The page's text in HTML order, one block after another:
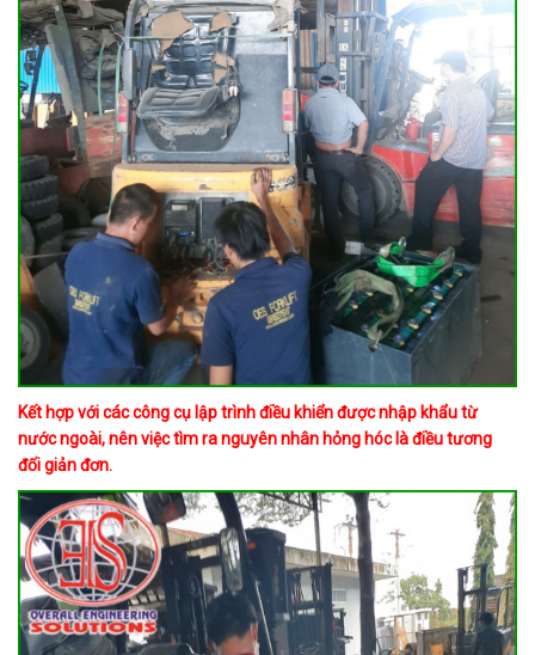
​​​​​​Kết hợp với các công cụ lập trình điều khiển được nhập khẩu từ
nước ngoài, nên việc tìm ra nguyên nhân hỏng hóc là điều tương
đối giản đơn.